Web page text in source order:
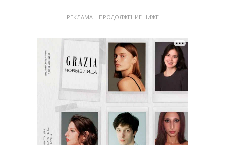
РЕКЛАМА – ПРОДОЛЖЕНИЕ НИЖЕ